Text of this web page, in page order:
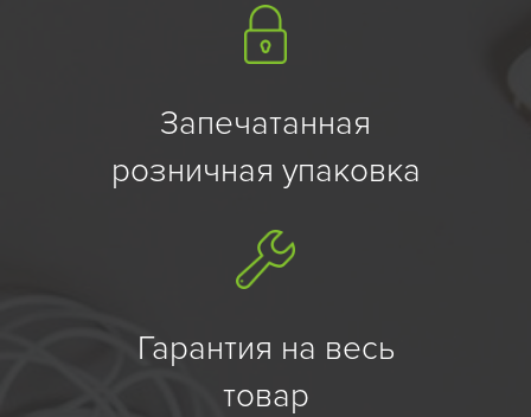
Запечатанная
розничная упаковка
Гарантия на весь
товар